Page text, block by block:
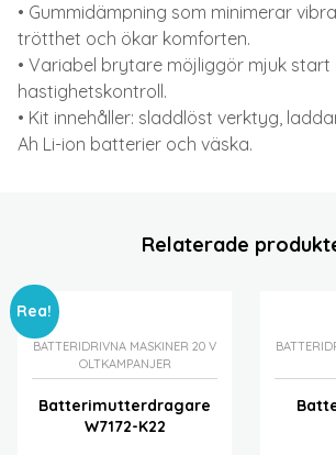
• Gummidämpning som minimerar
trötthet och ökar komforten.
• Variabel brytare möjliggör mjuk start
hastighetskontroll.
• Kit innehåller: sladdlöst verktyg,
Ah Li-ion batterier och väska.
Relaterade
Rea!
BATTERIDRIVNA MASKINER 20 V
OLTKAMPANJER
Batterimutterdragare
W7172-K22